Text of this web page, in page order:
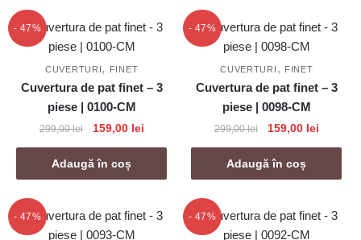
- 47%
CUVERTURI, FINET
Cuvertura de pat finet – 3
piese | 0100-CM
299,00lei
Prețul
inițial
a
fost:
159,00 leiPrețul
curent
159,00 lei.
Adaugă în coș
- 47%
CUVERTURI , FINET
Cuvertura de pat finet – 3
piese | 0098-CM
299,00lei
Prețul
inițial
a
fost:
159,00 leiPrețul
curent
159,00
Adaugă în coș
- 47% - 47%